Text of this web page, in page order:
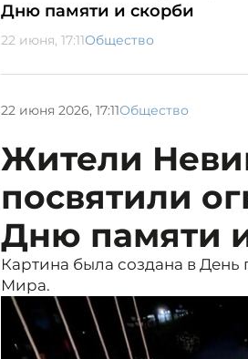
Дню памяти и скорби
22 июня, 17:11Общество
22 июня 2026, 17:11Общество
Жители
посвятили
Дню памяти
Картина была создана в
Мира.